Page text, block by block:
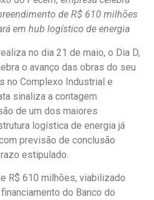
de R$ 610 milhões
em hub logístico de energia
no dia 21 de maio, o Dia D,
o avanço das obras do seu
no Complexo Industrial e
sinaliza a contagem
de um dos maiores
logística de energia já
previsão de conclusão
estipulado.
R$ 610 milhões, viabilizado
do Banco do